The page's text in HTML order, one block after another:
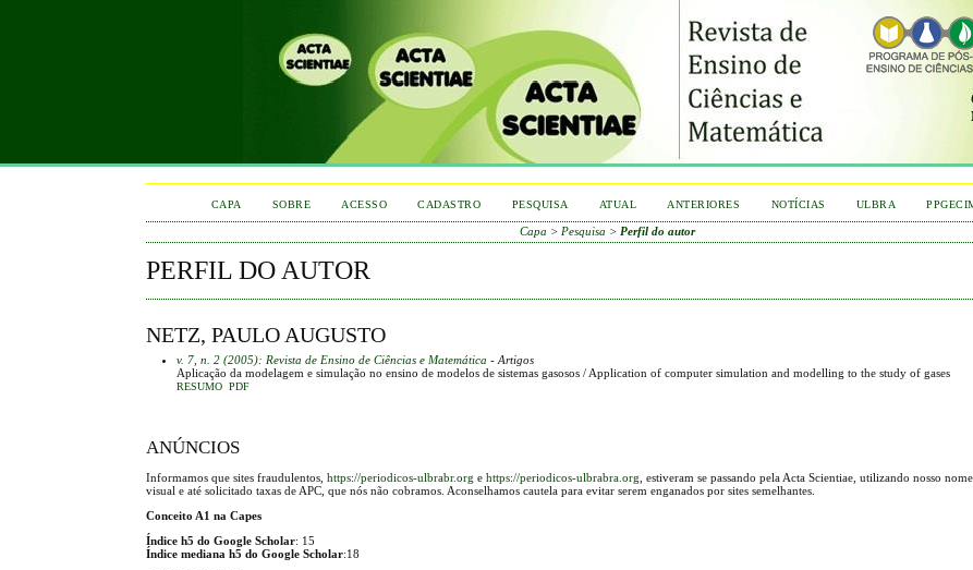
CAPA SOBRE ACESSO CADASTRO PESQUISA ATUAL ANTERIORES NOTÍCIAS ULBRA
Capa > Pesquisa > Perfil do autor
PERFIL DO AUTOR
NETZ, PAULO AUGUSTO
v. 7, n. 2 (2005): Revista de Ensino de Ciências e Matemática - Artigos
Aplicação da modelagem e simulação no ensino de modelos de sistemas gasosos / Application of computer simulation and modelling to the study of gases
RESUMO PDF
ANÚNCIOS
Informamos que sites fraudulentos,https://periodicos-ulbrabr.org ehttps://periodicos-ulbrabra.org , estiveram se passando pela Acta Scientiae, utilizando nosso
visual e até solicitado taxas de APC, que nós não cobramos. Aconselhamos cautela para evitar serem enganados por sites semelhantes.
Conceito A1 na Capes
Índice h5 do Google Scholar: 15
Índice mediana h5 do Google Scholar:18